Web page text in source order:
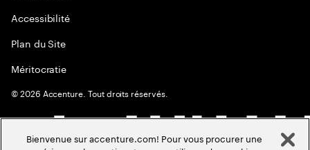
Accessibilité
Plan du Site
Méritocratie
©2026 Accenture. Tout droits réservés.
Bienvenue sur accenture.com! Pour vous procurer une